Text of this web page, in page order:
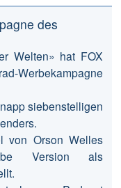
des
Welten» hat FOX
Werbekampagne
siebenstelligen
von Orson Welles
Version als